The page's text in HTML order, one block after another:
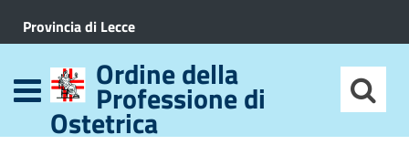
Provincia di Lecce
Ordine della
Professione di
Ostetrica